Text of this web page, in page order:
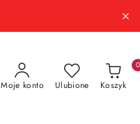
Moje konto Ulubione Koszyk
0